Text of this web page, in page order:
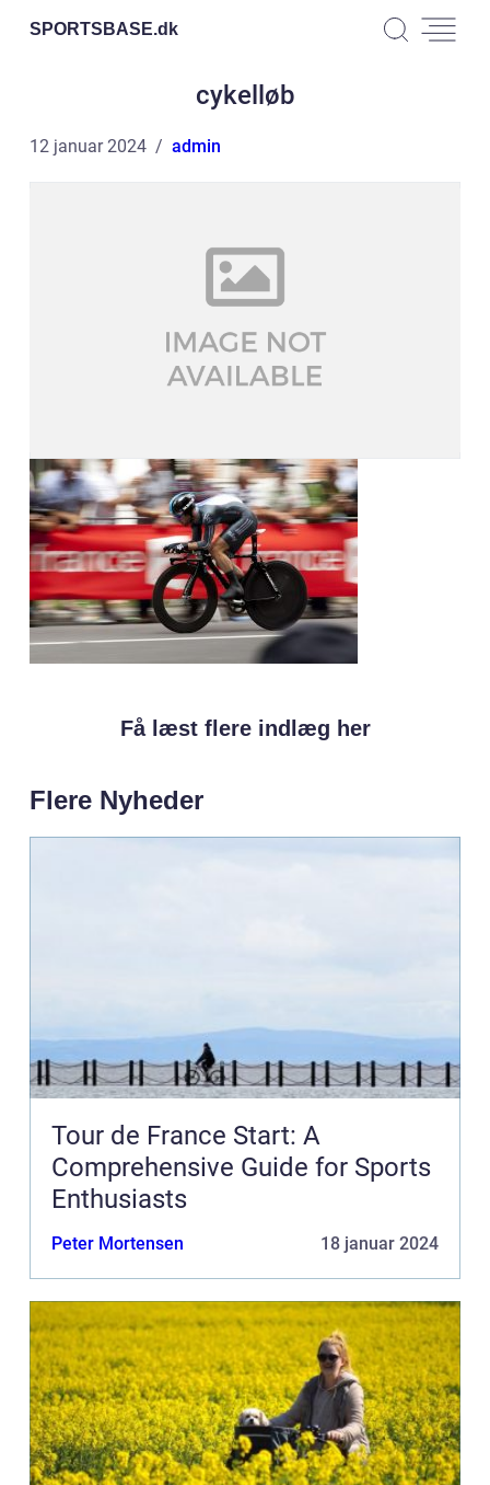
SPORTSBASE.dk
cykelløb
12 januar 2024 admin
Få læst flere indlæg her
Flere Nyheder
Tour de France Start: A
Comprehensive Guide for Sports
Enthusiasts
Peter Mortensen 18 januar 2024